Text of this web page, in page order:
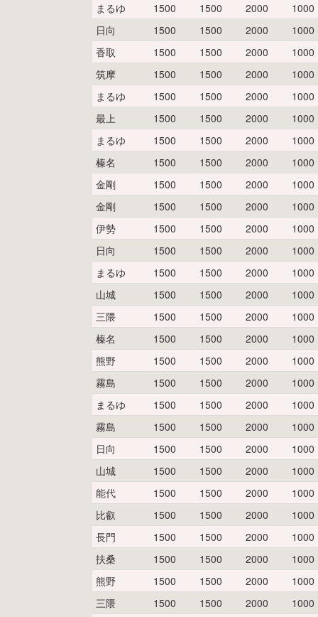
まるゆ
1500 1500 2000
1000
日向
1500 1500 2000
1000
香取
1500 1500 2000
1000
筑摩
1500 1500 2000
1000
まるゆ
1500 1500 2000
1000
最上
1500 1500 2000
1000
まるゆ
1500 1500 2000
1000
榛名
1500 1500 2000
1000
金剛
1500 1500 2000
1000
金剛
1500 1500 2000
1000
伊勢
1500 1500 2000
1000
日向
1500 1500 2000
1000
まるゆ
1500 1500 2000
1000
山城
1500 1500 2000
1000
三隈
1500 1500 2000
1000
榛名
1500 1500 2000
1000
熊野
1500 1500 2000
1000
霧島
1500 1500 2000
1000
まるゆ
1500 1500 2000
1000
霧島
1500 1500 2000
1000
日向
1500 1500 2000
1000
山城
1500 1500 2000
1000
能代
1500 1500 2000
1000
比叡
1500 1500 2000
1000
長門
1500 1500 2000
1000
扶桑
1500 1500 2000
1000
熊野
1500 1500 2000
1000
三隈
1500 1500 2000
1000